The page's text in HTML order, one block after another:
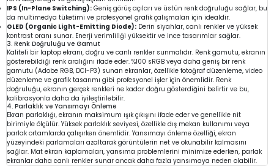
IPS (In-Plane Switching): Geniş görüş açıları ve üstün renk doğruluğu sağlar, bu
da multimedya tüketimi ve profesyonel grafik çalışmaları için idealdir.
OLED (Organic Light-Emitting Diode): Derin siyahlar, canlı renkler ve yüksek
kontrast oranı sunar. Enerji verimliliği yüksektir ve ince tasarımlar sağlar.
3. Renk Doğruluğu ve Gamut
Kaliteli bir laptop ekranı, doğru ve canlı renkler sunmalıdır. Renk gamutu, ekranın
gösterebildiği renk aralığını ifade eder. %100 sRGB veya daha geniş bir renk
gamutu (Adobe RGB, DCI-P3) sunan ekranlar, özellikle fotoğraf düzenleme, video
düzenleme ve grafik tasarımı gibi profesyonel işler için önemlidir. Renk
doğruluğu, ekranın gerçek renkleri ne kadar doğru gösterdiğini belirtir ve bu,
kalibrasyonla daha da iyileştirilebilir.
4. Parlaklık ve Yansımayı Önleme
Ekran parlaklığı, ekranın maksimum ışık çıkışını ifade eder ve genellikle nit
birimiyle ölçülür. Yüksek parlaklık seviyesi, özellikle dış mekan kullanımı veya
parlak ortamlarda çalışırken önemlidir. Yansımayı önleme özelliği, ekran
yüzeyindeki parlamaları azaltarak görüntülerin net ve okunabilir kalmasını
sağlar. Mat ekran kaplamaları, yansıma problemlerini minimize ederken, parlak
ekranlar daha canlı renkler sunar ancak daha fazla yansımaya neden olabilir.